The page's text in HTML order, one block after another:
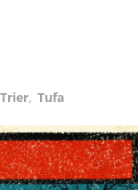
Trier, Tufa